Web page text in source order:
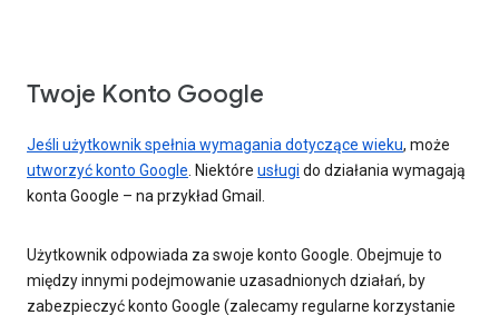
Twoje Konto Google
Jeśli użytkownik spełnia wymagania dotyczące wieku, może
utworzyć konto Google. Niektóre usługi do działania wymagają
konta Google – na przykład Gmail.
Użytkownik odpowiada za swoje konto Google. Obejmuje to
między innymi podejmowanie uzasadnionych działań, by
zabezpieczyć konto Google (zalecamy regularne korzystanie